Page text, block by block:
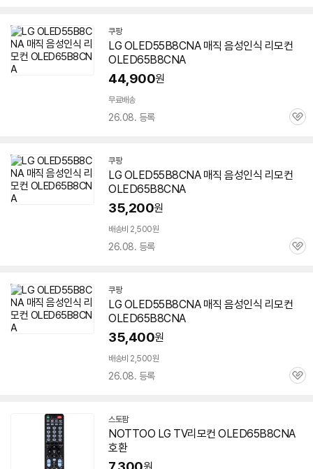
쿠팡
LG OLED55B8CNA 매직 음성인식 리모컨
OLED65B8CNA
44,900원
무료배송
26.08. 등록
관
쿠팡
LG OLED55B8CNA 매직 음성인식 리모컨
OLED65B8CNA
35,200원
배송비 2,500원
26.08. 등록
관
쿠팡
LG OLED55B8CNA 매직 음성인식 리모컨
OLED65B8CNA
35,400원
배송비 2,500원
26.08. 등록
관
스토팜네
버
NOTTOO LG TV리모컨 OLED65B8CNA
호환